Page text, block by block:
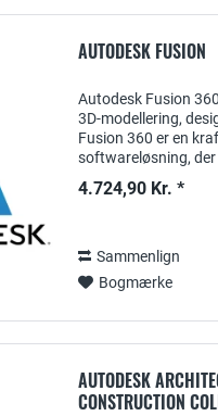
AUTODESK FUSION
Autodesk Fusion
3D-modellering,
Fusion 360 er en
softwareløsning, der
4.724,90 Kr. *
Sammenlign
Bogmærke
AUTODESK
CONSTRUCTION